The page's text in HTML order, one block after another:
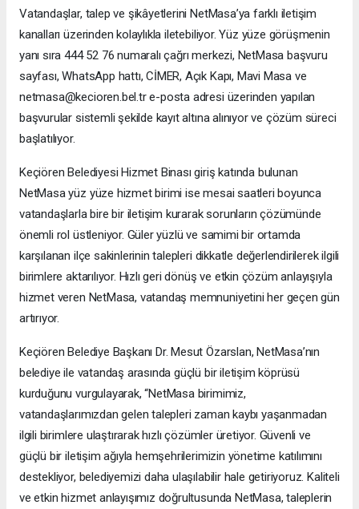
Vatandaşlar, talep ve şikâyetlerini NetMasa’ya farklı iletişim
kanalları üzerinden kolaylıkla iletebiliyor. Yüz yüze görüşmenin
yanı sıra 444 52 76 numaralı çağrı merkezi, NetMasa başvuru
sayfası, WhatsApp hattı, CİMER, Açık Kapı, Mavi Masa ve
netmasa@kecioren.bel.tr e-posta adresi üzerinden yapılan
başvurular sistemli şekilde kayıt altına alınıyor ve çözüm süreci
başlatılıyor.
Keçiören Belediyesi Hizmet Binası giriş katında bulunan
NetMasa yüz yüze hizmet birimi ise mesai saatleri boyunca
vatandaşlarla bire bir iletişim kurarak sorunların çözümünde
önemli rol üstleniyor. Güler yüzlü ve samimi bir ortamda
karşılanan ilçe sakinlerinin talepleri dikkatle değerlendirilerek ilgili
birimlere aktarılıyor. Hızlı geri dönüş ve etkin çözüm anlayışıyla
hizmet veren NetMasa, vatandaş memnuniyetini her geçen gün
artırıyor.
Keçiören Belediye Başkanı Dr. Mesut Özarslan, NetMasa’nın
belediye ile vatandaş arasında güçlü bir iletişim köprüsü
kurduğunu vurgulayarak, “NetMasa birimimiz,
vatandaşlarımızdan gelen talepleri zaman kaybı yaşanmadan
ilgili birimlere ulaştırarak hızlı çözümler üretiyor. Güvenli ve
güçlü bir iletişim ağıyla hemşehrilerimizin yönetime katılımını
destekliyor, belediyemizi daha ulaşılabilir hale getiriyoruz. Kaliteli
ve etkin hizmet anlayışımız doğrultusunda NetMasa, taleplerin